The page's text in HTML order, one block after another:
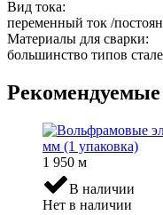
Вид тока:
переменный ток /
Материалы для сварки:
большинство типов
1 950 м
В наличии
Нет в наличии